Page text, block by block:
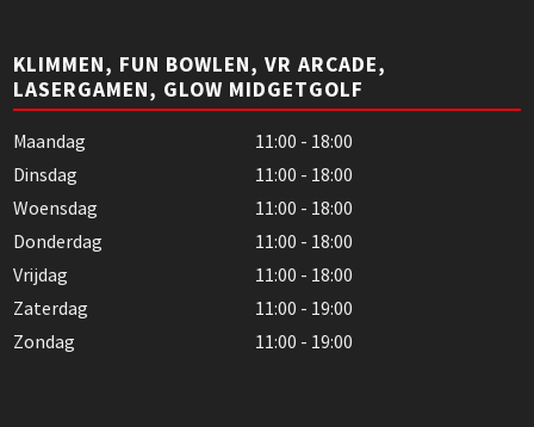
KLIMMEN, FUN BOWLEN, VR ARCADE,
LASERGAMEN, GLOW MIDGETGOLF
Maandag
11:00 - 18:00
Dinsdag
11:00 - 18:00
Woensdag
11:00 - 18:00
Donderdag
11:00 - 18:00
Vrijdag
11:00 - 18:00
Zaterdag
11:00 - 19:00
Zondag
11:00 - 19:00